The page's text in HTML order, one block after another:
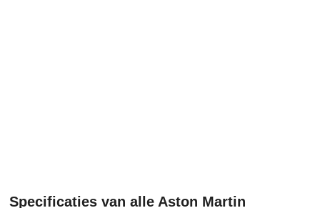
Specificaties van alle Aston Martin